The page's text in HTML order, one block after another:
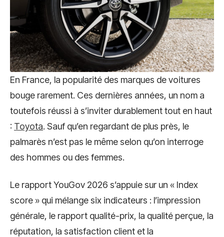
En France, la popularité des marques de voitures
bouge rarement. Ces dernières années, un nom a
toutefois réussi à s’inviter durablement tout en haut
: Toyota. Sauf qu’en regardant de plus près, le
palmarès n’est pas le même selon qu’on interroge
des hommes ou des femmes.
Le rapport YouGov 2026 s’appuie sur un « Index
score » qui mélange six indicateurs : l’impression
générale, le rapport qualité-prix, la qualité perçue, la
réputation, la satisfaction client et la